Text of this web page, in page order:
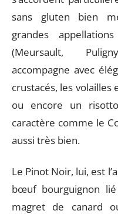
sans gluten bien
grandes
(Meursault,
accompagne avec
crustacés, les volailles
ou encore un
caractère comme le
aussi très bien.
Le Pinot Noir, lui, est
bœuf bourguignon
magret de canard